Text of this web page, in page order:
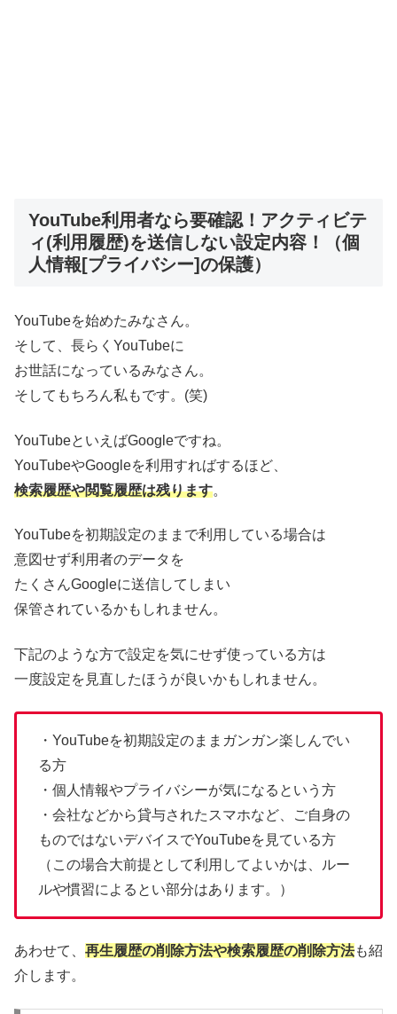
YouTube利用者なら要確認！アクティビテ
ィ(利用履歴)を送信しない設定内容！（個
人情報[プライバシー]の保護）
YouTubeを始めたみなさん。
そして、長らくYouTubeに
お世話になっているみなさん。
そしてもちろん私もです。(笑)
YouTubeといえばGoogleですね。
YouTubeやGoogleを利用すればするほど、
検索履歴や閲覧履歴は残ります。
YouTubeを初期設定のままで利用している場合は
意図せず利用者のデータを
たくさんGoogleに送信してしまい
保管されているかもしれません。
下記のような方で設定を気にせず使っている方は
一度設定を見直したほうが良いかもしれません。
・YouTubeを初期設定のままガンガン楽しんでい
る方
・個人情報やプライバシーが気になるという方
・会社などから貸与されたスマホなど、ご自身の
ものではないデバイスでYouTubeを見ている方
（この場合大前提として利用してよいかは、ルー
ルや慣習によるとい部分はあります。）
あわせて、 再生履歴の削除方法や検索履歴の削除方法も紹
介します。